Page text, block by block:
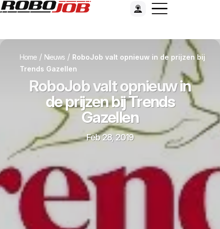
Home / Nieuws / RoboJob valt opnieuw in de prijzen bij
Trends Gazellen
RoboJob valt opnieuw in
de prijzen bij Trends
Gazellen
Feb 28, 2019